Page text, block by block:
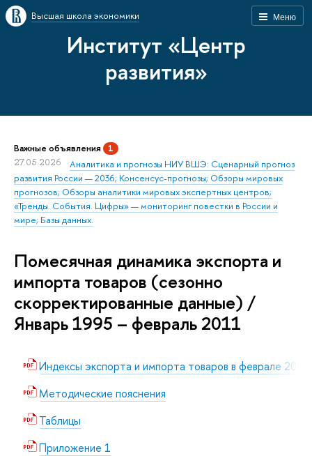
Меню
Высшая школа экономики
Институт «Центр
развития»
Важные объявления 1
27.05.2026
Аналитика и прогнозы НИУ ВШЭ: Сценарный прогноз
развития России — 2036; Консенсус-прогнозы; Обзоры мировых
прогнозов; Обзоры аналитики мировых экспертных центров;
«Тренды. События. Цифры» — мониторинг повестки в России и
мире; Базы данных.
Помесячная динамика экспорта и
импорта товаров (сезонно
скорректированные данные) /
Январь 1995 – февраль 2011
Индексы экспорта и импорта товаров в феврале 2011
Методические пояснения
Таблицы
Приложение 1